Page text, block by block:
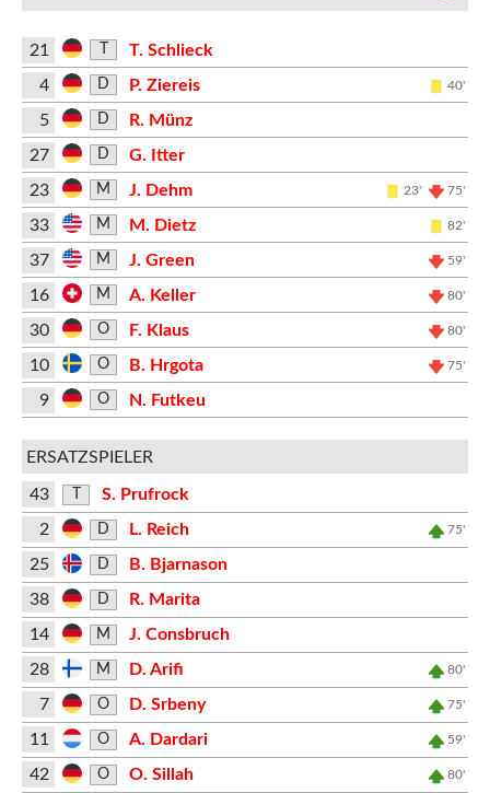
21
T. Schlieck
4
D P. Ziereis 40'
5 D
R. Münz
27
D
G. Itter
23
M J. Dehm 23' 75'
33 M M. Dietz 82'
37 M J. Green 59'
16 M A. Keller 80'
30 O F. Klaus 80'
10 O B. Hrgota 75'
9 O N. Futkeu
ERSATZSPIELER
43
S. Prufrock
2
D L. Reich 75'
25 D
B. Bjarnason
38
D
R. Marita
14
M
J. Consbruch
28
M D. Arifi 80'
7 O D. Srbeny 75'
11 O A. Dardari 59'
42 O O. Sillah 80'